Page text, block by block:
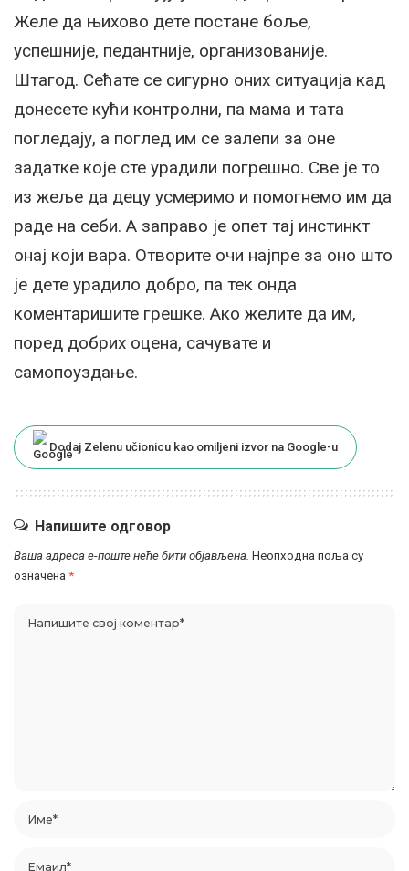
Желе да њихово дете постане боље,
успешније, педантније, организованије.
Штагод. Сећате се сигурно оних ситуација кад
донесете кући контролни, па мама и тата
погледају, а поглед им се залепи за оне
задатке које сте урадили погрешно. Све је то
из жеље да децу усмеримо и помогнемо им да
раде на себи. А заправо је опет тај инстинкт
онај који вара. Отворите очи најпре за оно што
је дете урадило добро, па тек онда
коментаришите грешке. Ако желите да им,
поред добрих оцена, сачувате и
самопоуздање.
Dodaj Zelenu učionicu kao omiljeni izvor na Google-u
Напишите одговор
Ваша адреса е-поште неће бити објављена. Неопходна поља су
означена *